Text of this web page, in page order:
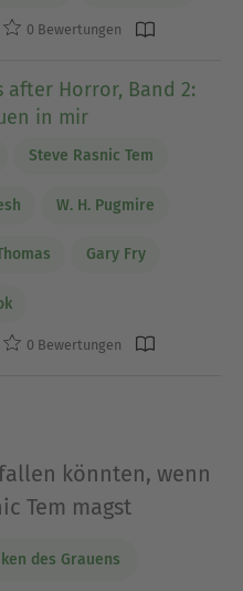
0 Bewertungen
after Horror, Band 2:
in mir
Steve Rasnic Tem
W. H. Pugmire
Gary Fry
0 Bewertungen
könnten, wenn
Tem magst
des Grauens